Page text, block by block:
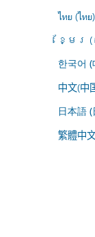
ไทย (ไทย)
ខ្មែរ
한국어
中文(中
日本語
繁體中